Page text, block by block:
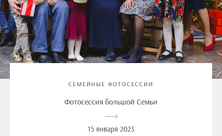
СЕМЕЙНЫЕ ФОТОСЕССИИ
Фотосессия большой Семьи
15 января 2023